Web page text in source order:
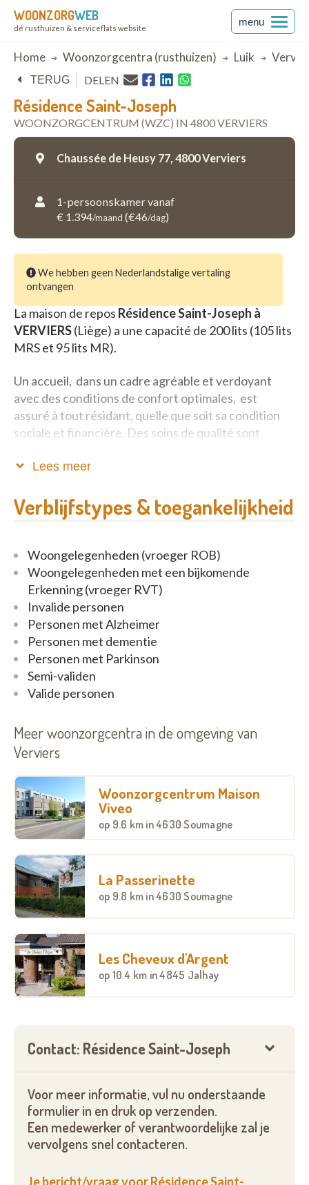
WOONZORGWEB
dé rusthuizen & serviceflats website
menu
Breadcrumb
Home Woonzorgcentra (rusthuizen) Luik
Résidence Saint-Joseph
WOONZORGCENTRUM (WZC) IN 4800 VERVIERS
TERUG DELEN
Chaussée de Heusy 77, 4800 Verviers
1-persoonskamer vanaf
€ 1.394/maand (€46/dag)
We hebben geen Nederlandstalige vertaling
ontvangen
La maison de repos Résidence Saint-Joseph à
VERVIERS(Liège) a une capacité de 200 lits (105 lits
MRS et 95 lits MR).
Un accueil, dans un cadre agréable et verdoyant
avec des conditions de confort optimales, est
assuré à tout résidant, quelle que soit sa condition
sociale et financière. Des soins de qualité sont
être de chacun. Un hébergement spécifique est
service de type CANTOUS.
réservation, aux personnes extérieures de plus de
soixante ans, ainsi qu’aux familles des résidants.
Lees meer
Verblijfstypes & toegankelijkheid
Woongelegenheden (vroeger ROB)
Woongelegenheden met een bijkomende
Erkenning (vroeger RVT)
Invalide personen
Personen met Alzheimer
Personen met dementie
Personen met Parkinson
Semi-validen
Valide personen
Meer woonzorgcentra in de omgeving van
Verviers
Woonzorgcentrum Maison
Viveo
op 9.6 km in 4630 Soumagne
La Passerinette
op 9.8 km in 4630 Soumagne
Les Cheveux d'Argent
op 10.4 km in 4845 Jalhay
Contact: Résidence Saint-Joseph
Voor meer informatie, vul nu onderstaande
formulier in en druk op verzenden.
Een medewerker of verantwoordelijke zal je
vervolgens snel contacteren.
Je bericht/vraag voor Résidence Saint-